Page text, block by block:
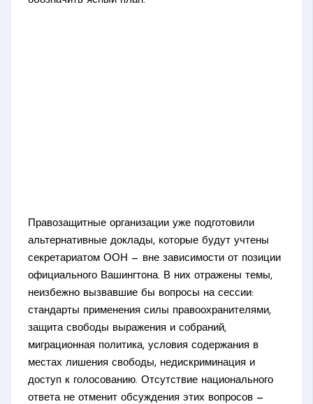
Правозащитные организации уже подготовили
альтернативные доклады, которые будут учтены
секретариатом ООН — вне зависимости от позиции
официального Вашингтона. В них отражены темы,
неизбежно вызвавшие бы вопросы на сессии:
стандарты применения силы правоохранителями,
защита свободы выражения и собраний,
миграционная политика, условия содержания в
местах лишения свободы, недискриминация и
доступ к голосованию. Отсутствие национального
ответа не отменит обсуждения этих вопросов —